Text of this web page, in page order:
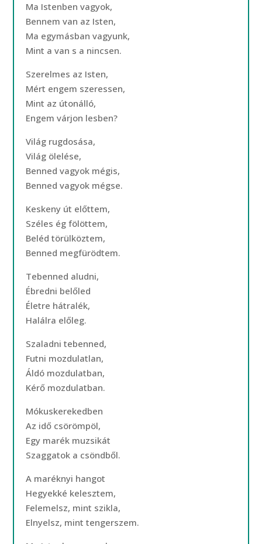
Ma Istenben vagyok,
Bennem van az Isten,
Ma egymásban vagyunk,
Mint a van s a nincsen.
Szerelmes az Isten,
Mért engem szeressen,
Mint az útonálló,
Engem várjon lesben?
Világ rugdosása,
Világ ölelése,
Benned vagyok mégis,
Benned vagyok mégse.
Keskeny út előttem,
Széles ég fölöttem,
Beléd törülköztem,
Benned megfürödtem.
Tebenned aludni,
Ébredni belőled
Életre hátralék,
Halálra előleg.
Szaladni tebenned,
Futni mozdulatlan,
Áldó mozdulatban,
Kérő mozdulatban.
Mókuskerekedben
Az idő csörömpöl,
Egy marék muzsikát
Szaggatok a csöndből.
A maréknyi hangot
Hegyekké kelesztem,
Felemelsz, mint szikla,
Elnyelsz, mint tengerszem.